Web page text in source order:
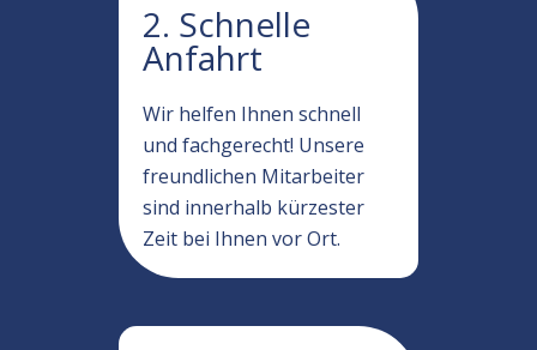
2. Schnelle
Anfahrt
Wir helfen Ihnen schnell
und fachgerecht! Unsere
freundlichen Mitarbeiter
sind innerhalb kürzester
Zeit bei Ihnen vor Ort.